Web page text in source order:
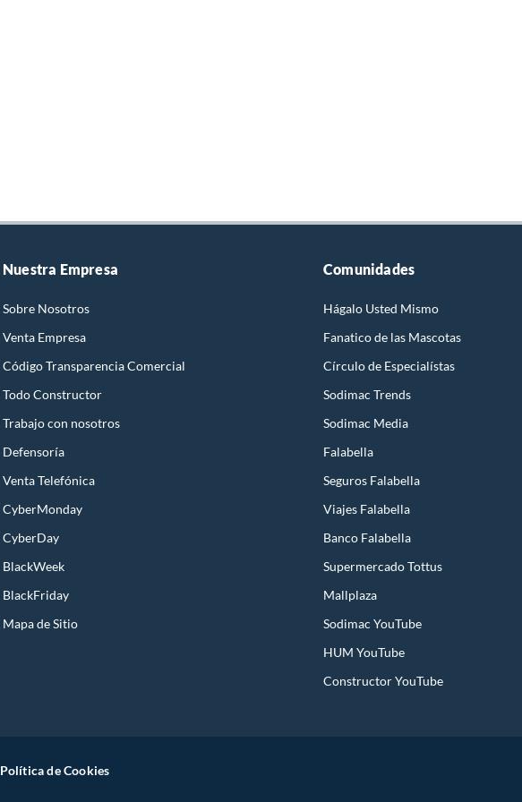
Nuestra Empresa
Sobre Nosotros
Venta Empresa
Código Transparencia Comercial
Todo Constructor
Trabajo con nosotros
Defensoría
Venta Telefónica
CyberMonday
CyberDay
BlackWeek
BlackFriday
Mapa de Sitio
Comunidades
Hágalo Usted Mismo
Fanatico de las Mascotas
Círculo de Especialístas
Sodimac Trends
Sodimac Media
Falabella
Seguros Falabella
Viajes Falabella
Banco Falabella
Supermercado Tottus
Mallplaza
Sodimac YouTube
HUM YouTube
Constructor YouTube
Política de Cookies